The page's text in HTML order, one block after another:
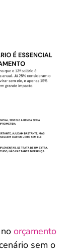
orçamento
sem o